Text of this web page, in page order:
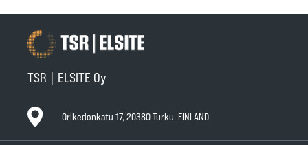
TSR | ELSITE Oy
Orikedonkatu 17, 20380 Turku, FINLAND